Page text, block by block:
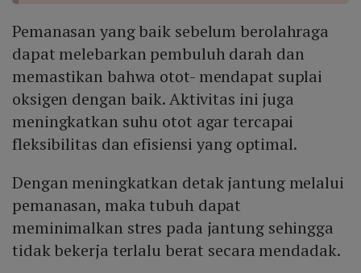
Pemanasan yang baik sebelum berolahraga
dapat melebarkan pembuluh darah dan
memastikan bahwa otot- mendapat suplai
oksigen dengan baik. Aktivitas ini juga
meningkatkan suhu otot agar tercapai
fleksibilitas dan efisiensi yang optimal.
Dengan meningkatkan detak jantung melalui
pemanasan, maka tubuh dapat
meminimalkan stres pada jantung sehingga
tidak bekerja terlalu berat secara mendadak.